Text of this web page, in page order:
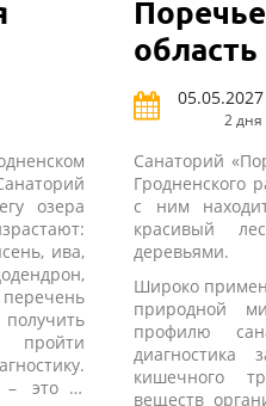
для отдыха и
озера
ива,
пройти
– это и
область
2 дня
Санаторий
Гродненского
с ним
красивый
деревьями.
Широко
природной
профилю
диагностика
кишечного
веществ